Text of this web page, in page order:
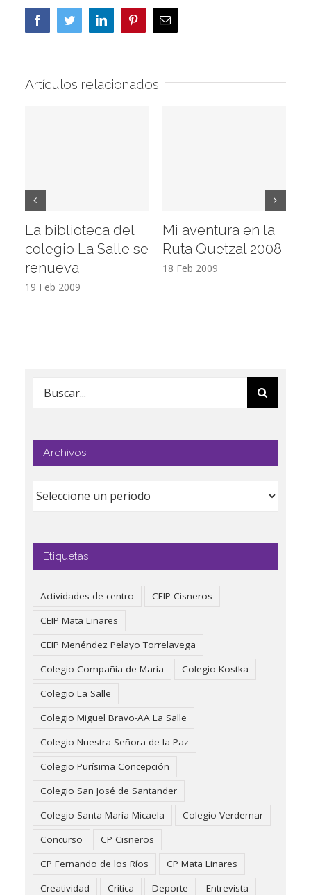
FacebookTwitterLinkedInPinterestCorreo
electrónico
Artículos relacionados
La biblioteca del
colegio La Salle se
renueva
19 Feb 2009
Mi aventura en la
Ruta Quetzal 2008
18 Feb 2009
Buscar:
Archivos
Etiquetas
Actividades de centro
CEIP Cisneros
CEIP Mata Linares
CEIP Menéndez Pelayo Torrelavega
Colegio Compañía de María
Colegio Kostka
Colegio La Salle
Colegio Miguel Bravo-AA La Salle
Colegio Nuestra Señora de la Paz
Colegio Purísima Concepción
Colegio San José de Santander
Colegio Santa María Micaela
Colegio Verdemar
Concurso
CP Cisneros
CP Fernando de los Ríos
CP Mata Linares
Creatividad
Crítica Deporte
Entrevista